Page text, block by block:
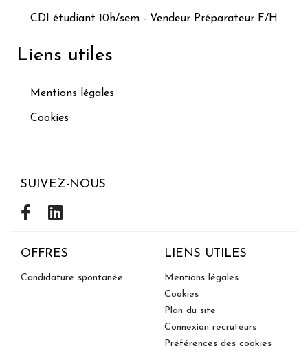
CDI étudiant 10h/sem - Vendeur Préparateur F/H
Liens utiles
Mentions légales
Cookies
SUIVEZ-NOUS
OFFRES
Candidature spontanée
LIENS UTILES
Mentions légales
Cookies
Plan du site
Connexion recruteurs
Préférences des cookies